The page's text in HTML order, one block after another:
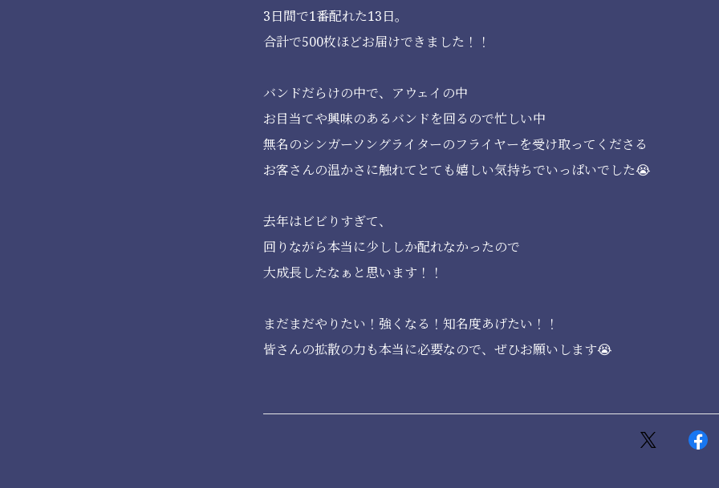
3日間で1番配れた13日。
合計で500枚ほどお届けできました！！
バンドだらけの中で、アウェイの中
お目当てや興味のあるバンドを回るので忙しい中
無名のシンガーソングライターのフライヤーを受け取ってくださる
お客さんの温かさに触れてとても嬉しい気持ちでいっぱいでした😭
去年はビビりすぎて、
回りながら本当に少ししか配れなかったので
大成長したなぁと思います！！
まだまだやりたい！強くなる！知名度あげたい！！
皆さんの拡散の力も本当に必要なので、ぜひお願いします😭